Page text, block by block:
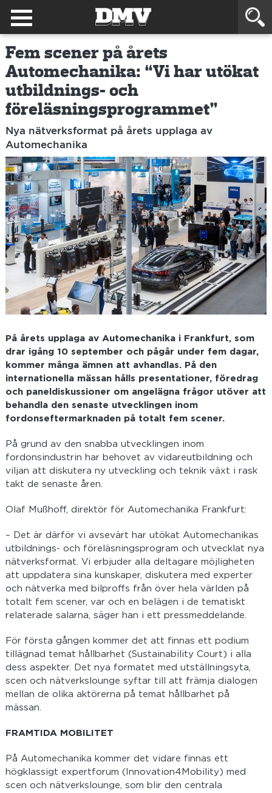
Fem scener på årets
Automechanika: “Vi har utökat
utbildnings- och
föreläsningsprogrammet”
Nya nätverksformat på årets upplaga av
Automechanika
På årets upplaga av Automechanika i Frankfurt, som
drar igång 10 september och pågår under fem dagar,
kommer många ämnen att avhandlas. På den
internationella mässan hålls presentationer, föredrag
och paneldiskussioner om angelägna frågor utöver att
behandla den senaste utvecklingen inom
fordonseftermarknaden på totalt fem scener.
På grund av den snabba utvecklingen inom
fordonsindustrin har behovet av vidareutbildning och
viljan att diskutera ny utveckling och teknik växt i rask
takt de senaste åren.
Olaf Mußhoff, direktör för Automechanika Frankfurt:
– Det är därför vi avsevärt har utökat Automechanikas
utbildnings- och föreläsningsprogram och utvecklat nya
nätverksformat. Vi erbjuder alla deltagare möjligheten
att uppdatera sina kunskaper, diskutera med experter
och nätverka med bilproffs från över hela världen på
totalt fem scener, var och en belägen i de tematiskt
relaterade salarna, säger han i ett pressmeddelande.
För första gången kommer det att finnas ett podium
tillägnad temat hållbarhet (Sustainability Court) i alla
dess aspekter. Det nya formatet med utställningsyta,
scen och nätverkslounge syftar till att främja dialogen
mellan de olika aktörerna på temat hållbarhet på
mässan.
FRAMTIDA MOBILITET
På Automechanika kommer det vidare finnas ett
högklassigt expertforum (Innovation4Mobility) med
scen och nätverkslounge, som blir den centrala